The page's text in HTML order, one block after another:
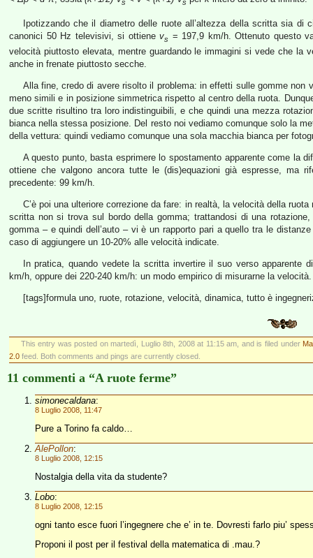
s s
Ipotizzando che il diametro delle ruote all’altezza della scritta sia di
canonici 50 Hz televisivi, si ottiene vs = 197,9 km/h. Ottenuto questo
velocità piuttosto elevata, mentre guardando le immagini si vede che la
anche in frenate piuttosto secche.
Alla fine, credo di avere risolto il problema: in effetti sulle gomme
meno simili e in posizione simmetrica rispetto al centro della ruota.
due scritte risultino tra loro indistinguibili, e che quindi una mezza
bianca nella stessa posizione. Del resto noi vediamo comunque solo la
della vettura: quindi vediamo comunque una sola macchia bianca per
A questo punto, basta esprimere lo spostamento apparente come la
ottiene che valgono ancora tutte le (dis)equazioni già espresse, ma
precedente: 99 km/h.
C’è poi una ulteriore correzione da fare: in realtà, la velocità della
scritta non si trova sul bordo della gomma; trattandosi di una
gomma – e quindi dell’auto – vi è un rapporto pari a quello tra le
caso di aggiungere un 10-20% alle velocità indicate.
In pratica, quando vedete la scritta invertire il suo verso apparente
km/h, oppure dei 220-240 km/h: un modo empirico di misurarne la velocità.
[tags]formula uno, ruote, rotazione, velocità, dinamica, tutto è
This entry was posted on martedì, Luglio 8th, 2008 at 11:15 am, and is filed under
2.0 feed. Both comments and pings are currently closed.
11 commenti a “A ruote ferme”
simonecaldana:
8 Luglio 2008, 11:47
Pure a Torino fa caldo…
AlePollon:
8 Luglio 2008, 12:15
Nostalgia della vita da studente?
Lobo:
8 Luglio 2008, 12:15
ogni tanto esce fuori l’ingegnere che e’ in te. Dovresti farlo piu’
Proponi il post per il festival della matematica di .mau.?